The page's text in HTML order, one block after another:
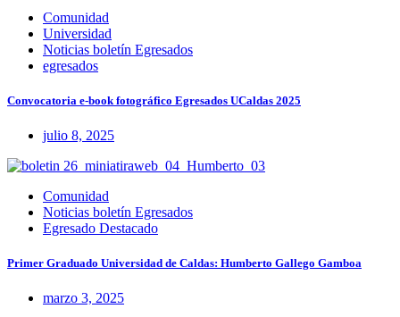
Comunidad
Universidad
Noticias boletín Egresados
egresados
Convocatoria e-book fotográfico Egresados UCaldas 2025
julio 8, 2025
Comunidad
Noticias boletín Egresados
Egresado Destacado
Primer Graduado Universidad de Caldas: Humberto Gallego Gamboa
marzo 3, 2025